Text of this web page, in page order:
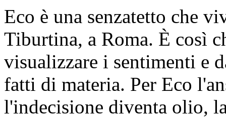
Eco è una senzatetto che
Tiburtina, a Roma. È così
visualizzare i sentimenti e
fatti di materia. Per Eco
l'indecisione diventa olio,